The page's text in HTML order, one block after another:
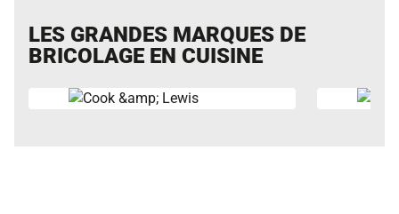
LES GRANDES MARQUES DE
BRICOLAGE EN CUISINE